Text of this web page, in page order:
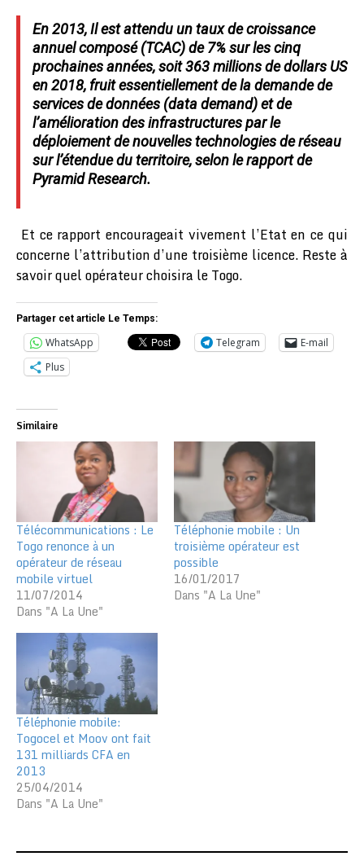
En 2013, Il est attendu un taux de croissance
annuel composé (TCAC) de 7% sur les cinq
prochaines années, soit 363 millions de dollars US
en 2018, fruit essentiellement de la demande de
services de données (data demand) et de
l’amélioration des infrastructures par le
déploiement de nouvelles technologies de réseau
sur l’étendue du territoire, selon le rapport de
Pyramid Research.
Et ce rapport encourageait vivement l’Etat en ce qui
concerne l’attribution d’une troisième licence. Reste à
savoir quel opérateur choisira le Togo.
Partager cet article Le Temps:
WhatsApp Telegram
E-mail
Plus
Similaire
Télécommunications : Le
Togo renonce à un
opérateur de réseau
mobile virtuel
11/07/2014
Dans "A La Une"
Téléphonie mobile : Un
troisième opérateur est
possible
16/01/2017
Dans "A La Une"
Téléphonie mobile:
Togocel et Moov ont fait
131 milliards CFA en
2013
25/04/2014
Dans "A La Une"